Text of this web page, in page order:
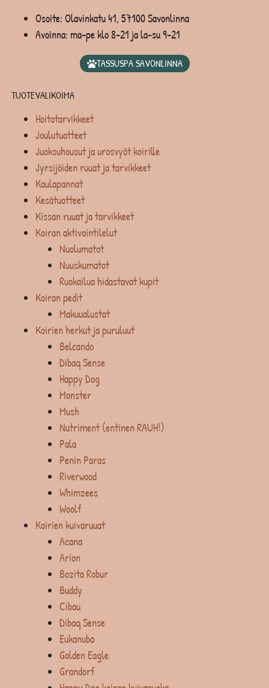
Osoite: Olavinkatu 41, 57100 Savonlinna
Avoinna: ma-pe klo 8-21 ja la-su 9-21
TASSUSPA SAVONLINNA
TUOTEVALIKOIMA
Hoitotarvikkeet
Joulutuotteet
Juoksuhousut ja urosvyöt koirille
Jyrsijöiden ruuat ja tarvikkeet
Kaulapannat
Kesätuotteet
Kissan ruuat ja tarvikkeet
Koiran aktivointilelut
Nuolumatot
Nuuskumatot
Ruokailua hidastavat kupit
Koiran pedit
Makuualustat
Koirien herkut ja puruluut
Belcando
Dibaq Sense
Happy Dog
Monster
Mush
Nutriment (entinen RAUH!)
Pala
Penin Paras
Riverwood
Whimzees
Woolf
Koirien kuivaruuat
Acana
Arion
Bozita Robur
Buddy
Cibau
Dibaq Sense
Eukanuba
Golden Eagle
Grandorf